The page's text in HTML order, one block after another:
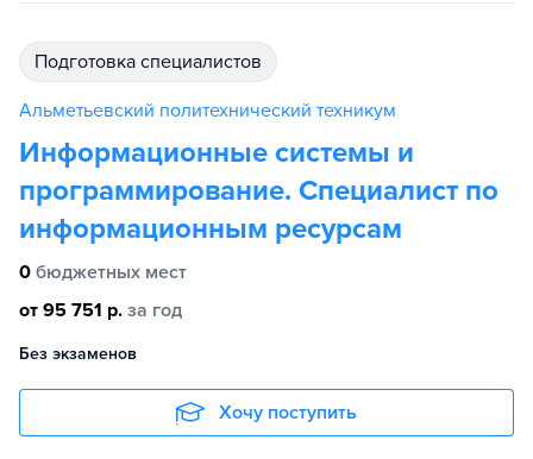
подготовка специалистов
Альметьевский политехнический техникум
Информационные системы и
программирование. Специалист по
информационным ресурсам
0 бюджетных мест
от 95 751 р. за год
Без экзаменов
Хочу поступить